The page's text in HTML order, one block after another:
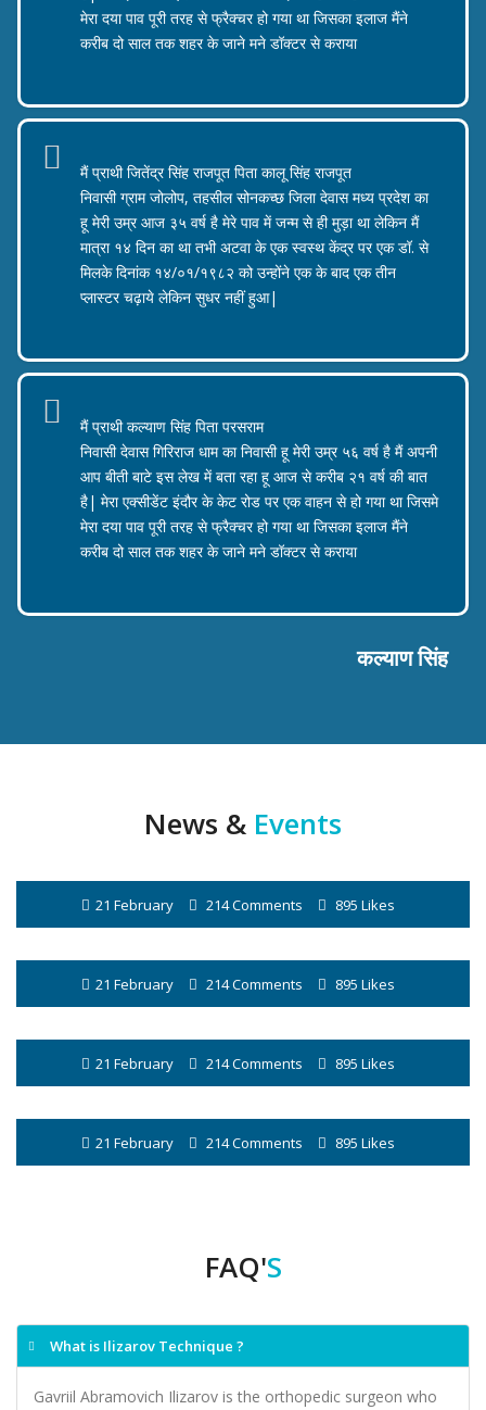
मेरा दया पाव पूरी तरह से फ्रैक्चर हो गया था जिसका इलाज मैंने
करीब दो साल तक शहर के जाने मने डॉक्टर से कराया
मैं प्राथी जितेंद्र सिंह राजपूत पिता कालू सिंह राजपूत
निवासी ग्राम जोलोप, तहसील सोनकच्छ जिला देवास मध्य प्रदेश का
हू मेरी उम्र आज ३५ वर्ष है मेरे पाव में जन्म से ही मुड़ा था लेकिन मैं
मात्रा १४ दिन का था तभी अटवा के एक स्वस्थ केंद्र पर एक डॉ. से
मिलके दिनांक १४/०१/१९८२ को उन्होंने एक के बाद एक तीन
प्लास्टर चढ़ाये लेकिन सुधर नहीं हुआ|
मैं प्राथी कल्याण सिंह पिता परसराम
निवासी देवास गिरिराज धाम का निवासी हू मेरी उम्र ५६ वर्ष है मैं अपनी
आप बीती बाटे इस लेख में बता रहा हू आज से करीब २१ वर्ष की बात
है| मेरा एक्सीडेंट इंदौर के केट रोड पर एक वाहन से हो गया था जिसमे
मेरा दया पाव पूरी तरह से फ्रैक्चर हो गया था जिसका इलाज मैंने
करीब दो साल तक शहर के जाने मने डॉक्टर से कराया
कल्याण सिंह
News & Events
21 February 214 Comments 895 Likes
21 February 214 Comments 895 Likes
21 February 214 Comments 895 Likes
21 February 214 Comments 895 Likes
FAQ'S
What is Ilizarov Technique ?
Gavriil Abramovich Ilizarov is the orthopedic surgeon who